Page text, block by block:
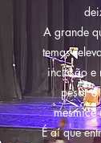
A grande
temas
inclusão e
pesar o
mesmice
É aí que